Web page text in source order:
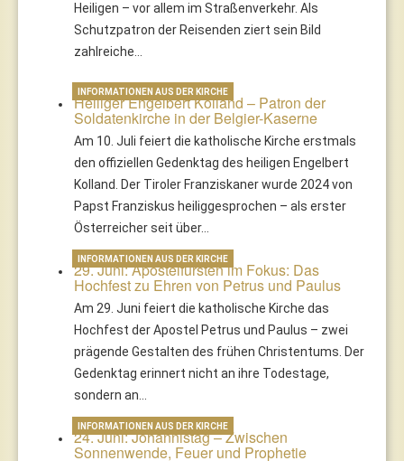
Heiligen – vor allem im Straßenverkehr. Als
Schutzpatron der Reisenden ziert sein Bild
zahlreiche…
Heiliger Engelbert Kolland – Patron der
Soldatenkirche in der Belgier-Kaserne
Am 10. Juli feiert die katholische Kirche erstmals
den offiziellen Gedenktag des heiligen Engelbert
Kolland. Der Tiroler Franziskaner wurde 2024 von
Papst Franziskus heiliggesprochen – als erster
Österreicher seit über…
INFORMATIONEN AUS DER KIRCHE
29. Juni: Apostelfürsten im Fokus: Das
Hochfest zu Ehren von Petrus und Paulus
Am 29. Juni feiert die katholische Kirche das
Hochfest der Apostel Petrus und Paulus – zwei
prägende Gestalten des frühen Christentums. Der
Gedenktag erinnert nicht an ihre Todestage,
sondern an…
INFORMATIONEN AUS DER KIRCHE
24. Juni: Johannistag – Zwischen
Sonnenwende, Feuer und Prophetie
INFORMATIONEN AUS DER KIRCHE